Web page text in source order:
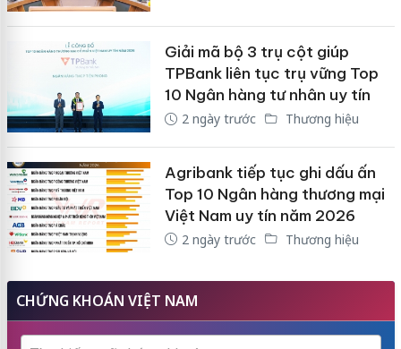
Giải mã bộ 3 trụ cột giúp
TPBank liên tục trụ vững Top
10 Ngân hàng tư nhân uy tín
2 ngày trước Thương hiệu
Agribank tiếp tục ghi dấu ấn
Top 10 Ngân hàng thương mại
Việt Nam uy tín năm 2026
2 ngày trước Thương hiệu
CHỨNG KHOÁN VIỆT NAM